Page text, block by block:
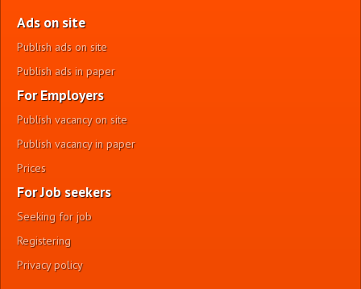
Ads on site
Publish ads on site
Publish ads in paper
For Employers
Publish vacancy on site
Publish vacancy in paper
Prices
For Job seekers
Seeking for job
Registering
Privacy policy